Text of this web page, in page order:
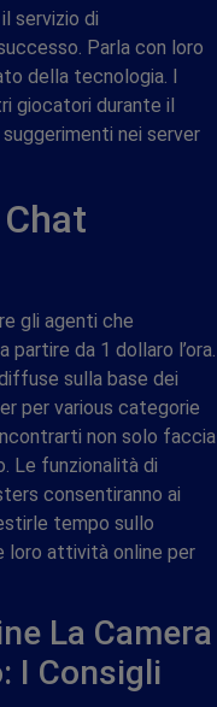
servizio di
Parla con loro
della tecnologia. I
giocatori durante il
nei server
gli agenti che
da 1 dollaro l’ora.
sulla base dei
per various categorie
non solo faccia
Le funzionalità di
consentiranno ai
tempo sullo
loro attività online per
La Camera
I Consigli